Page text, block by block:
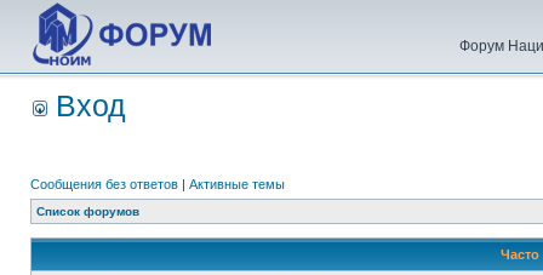
Форум
Вход
Сообщения без ответов | Активные темы
Список форумов